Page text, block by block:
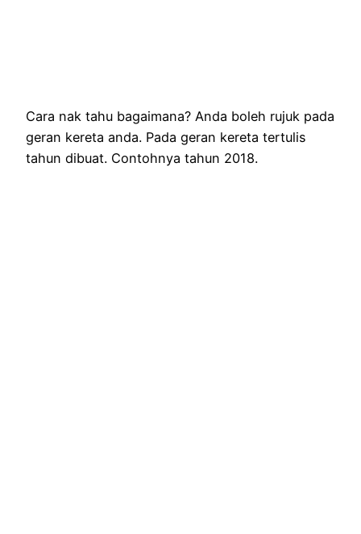
Cara nak tahu bagaimana? Anda boleh rujuk pada
geran kereta anda. Pada geran kereta tertulis
tahun dibuat. Contohnya tahun 2018.